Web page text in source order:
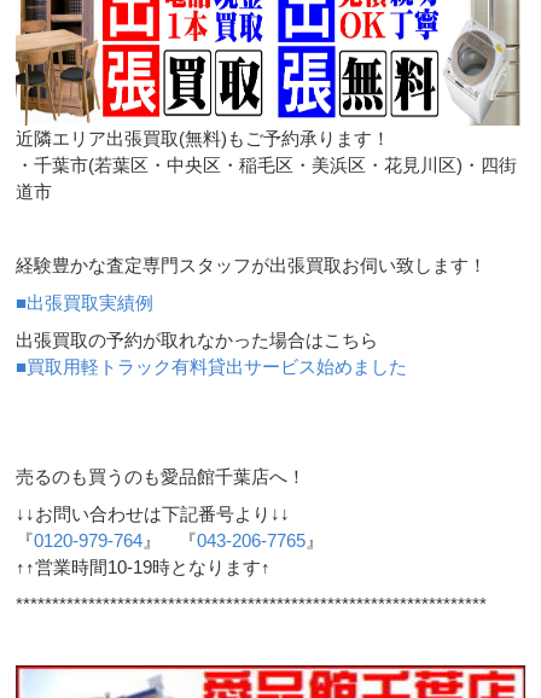
近隣エリア出張買取(無料)もご予約承ります！
・千葉市(若葉区・中央区・稲毛区・美浜区・花見川区)・四街
道市
経験豊かな査定専門スタッフが出張買取お伺い致します！
■出張買取実績例
出張買取の予約が取れなかった場合はこちら
■買取用軽トラック有料貸出サービス始めました
売るのも買うのも愛品館千葉店へ！
↓↓お問い合わせは下記番号より↓↓
『0120-979-764 』 『043-206-7765 』
↑↑営業時間10-19時となります↑
*****************************************************************